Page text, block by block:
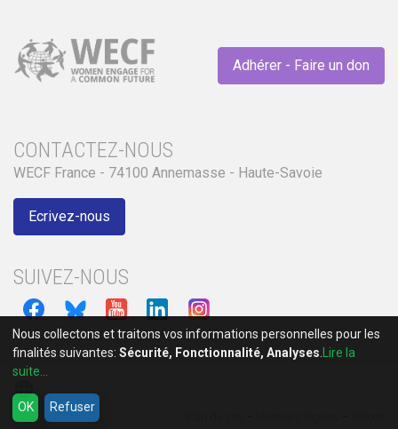
Adhérer - Faire un don
CONTACTEZ-NOUS
WECF France - 74100 Annemasse - Haute-Savoie
Ecrivez-nous
SUIVEZ-NOUS
language
Nous collectons et traitons vos informations personnelles pour les
finalités suivantes: Sécurité, Fonctionnalité, Analyses
Lire la
suite...
OK Refuser